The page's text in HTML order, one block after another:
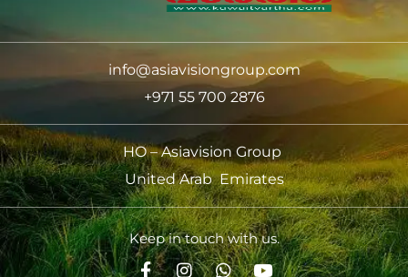
info@asiavisiongroup.com
+971 55 700 2876
HO – Asiavision Group
United Arab Emirates
Keep in touch with us.